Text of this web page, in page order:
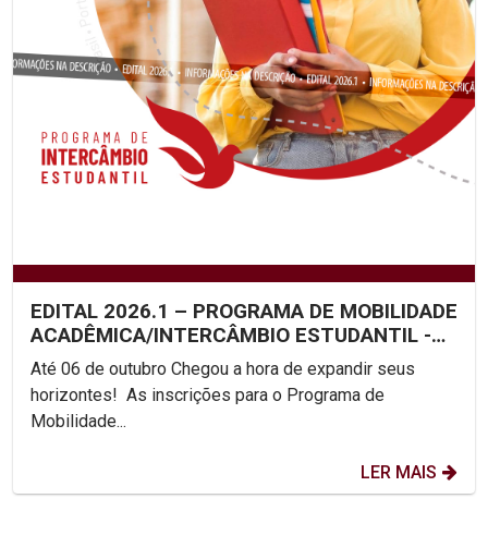
EDITAL 2026.1 – PROGRAMA DE MOBILIDADE
ACADÊMICA/INTERCÂMBIO ESTUDANTIL -
UNICAP
Até 06 de outubro Chegou a hora de expandir seus
horizontes! As inscrições para o Programa de
Mobilidade...
LER MAIS